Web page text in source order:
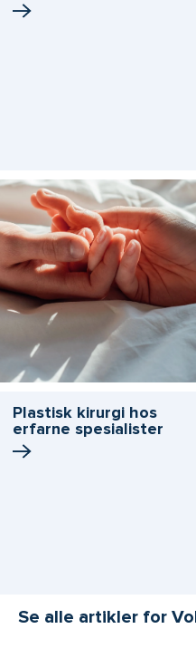
Plastisk kirurgi hos
erfarne spesialister
Se alle artikler for